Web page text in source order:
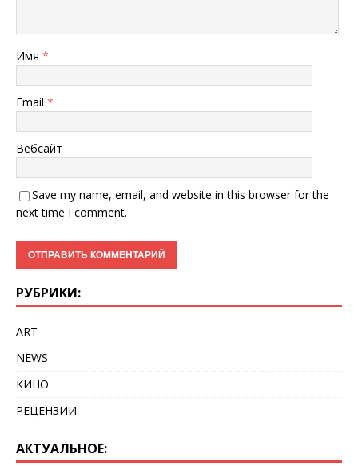
Имя *
Email *
Вебсайт
Save my name, email, and website in this browser for the
next time I comment.
РУБРИКИ:
ART
NEWS
КИНО
РЕЦЕНЗИИ
АКТУАЛЬНОЕ: